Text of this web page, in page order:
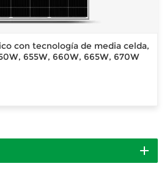
con tecnología de media celda,
655W, 660W, 665W, 670W